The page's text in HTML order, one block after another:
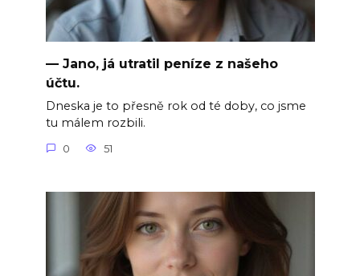
— Jano, já utratil peníze z našeho
účtu.
Dneska je to přesně rok od té doby, co jsme
tu málem rozbili.
0 51